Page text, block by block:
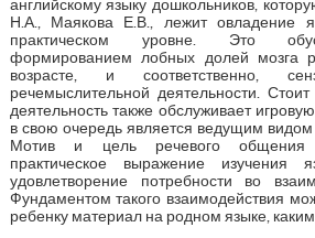
английскому языку дошкольников,
Н.А., Маякова Е.В., лежит овладение
практическом уровне. Это
формированием лобных долей мозга
возрасте, и соответственно,
речемыслительной деятельности.
деятельность также обслуживает
в свою очередь является ведущим видом
Мотив и цель речевого общения
практическое выражение изучения
удовлетворение потребности во
Фундаментом такого взаимодействия
ребенку материал на родном языке, каким